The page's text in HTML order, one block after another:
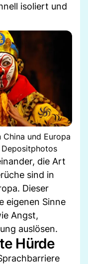
isoliert und
und Europa
die Art
sind in
Dieser
eigenen Sinne
Angst,
auslösen.
Hürde